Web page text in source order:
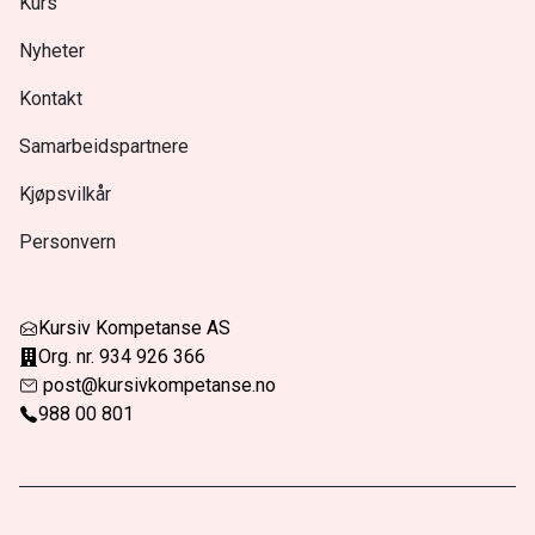
Nyheter
Kontakt
Samarbeidspartnere
Kjøpsvilkår
Personvern
Kursiv Kompetanse AS
Org. nr. 934 926 366
post@kursivkompetanse.no
988 00 801